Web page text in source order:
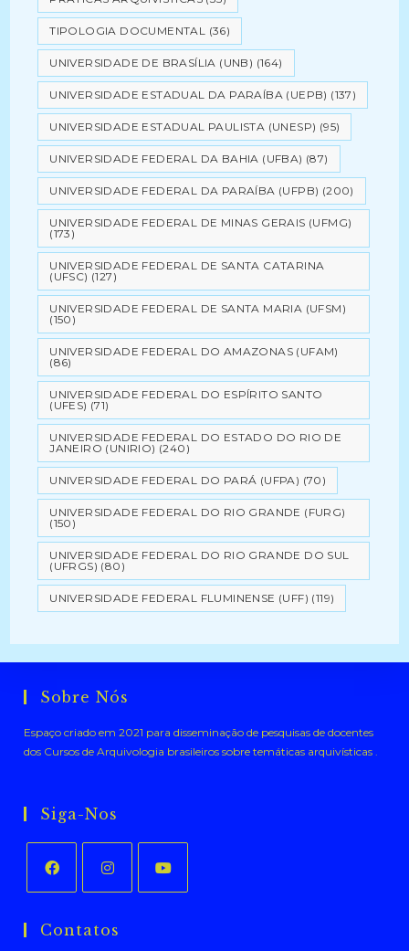
TIPOLOGIA DOCUMENTAL (36)
UNIVERSIDADE DE BRASÍLIA (UNB) (164)
UNIVERSIDADE ESTADUAL DA PARAÍBA (UEPB) (137)
UNIVERSIDADE ESTADUAL PAULISTA (UNESP) (95)
UNIVERSIDADE FEDERAL DA BAHIA (UFBA) (87)
UNIVERSIDADE FEDERAL DA PARAÍBA (UFPB) (200)
UNIVERSIDADE FEDERAL DE MINAS GERAIS (UFMG)
(173)
UNIVERSIDADE FEDERAL DE SANTA CATARINA
(UFSC) (127)
UNIVERSIDADE FEDERAL DE SANTA MARIA (UFSM)
(150)
UNIVERSIDADE FEDERAL DO AMAZONAS (UFAM)
(86)
UNIVERSIDADE FEDERAL DO ESPÍRITO SANTO
(UFES) (71)
UNIVERSIDADE FEDERAL DO ESTADO DO RIO DE
JANEIRO (UNIRIO) (240)
UNIVERSIDADE FEDERAL DO PARÁ (UFPA) (70)
UNIVERSIDADE FEDERAL DO RIO GRANDE (FURG)
(150)
UNIVERSIDADE FEDERAL DO RIO GRANDE DO SUL
(UFRGS) (80)
UNIVERSIDADE FEDERAL FLUMINENSE (UFF) (119)
Sobre Nós
Espaço criado em 2021 para disseminação de pesquisas de docentes
dos Cursos de Arquivologia brasileiros sobre temáticas arquivísticas .
Siga-Nos
em
em
Contatos